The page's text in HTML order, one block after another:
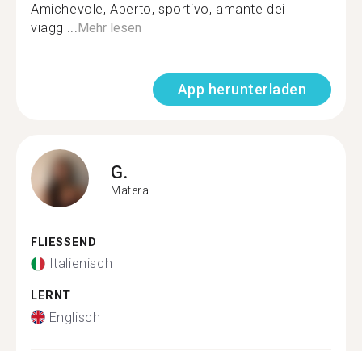
Amichevole, Aperto, sportivo, amante dei
viaggi... Mehr lesen
App herunterladen
G.
Matera
FLIESSEND
Italienisch
LERNT
Englisch